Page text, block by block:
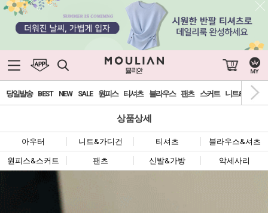
0
당일발송 BEST NEW SALE 원피스 티셔츠 블라우스 팬츠 스커트 니트&가디건
상품상세
아우터 니트&가디건 티셔츠 블라우스&셔츠
원피스&스커트 팬츠 신발&가방 악세사리